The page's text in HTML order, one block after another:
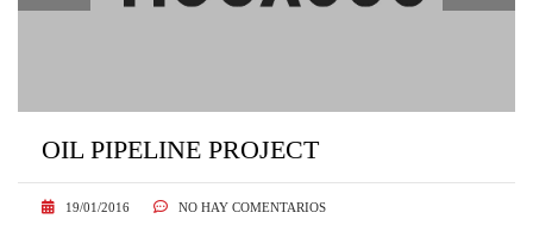
OIL PIPELINE PROJECT
19/01/2016 NO HAY COMENTARIOS